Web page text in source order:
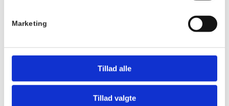
Marketing
Tillad alle
Tillad valgte
Sted
Skovvej 7
Telefon